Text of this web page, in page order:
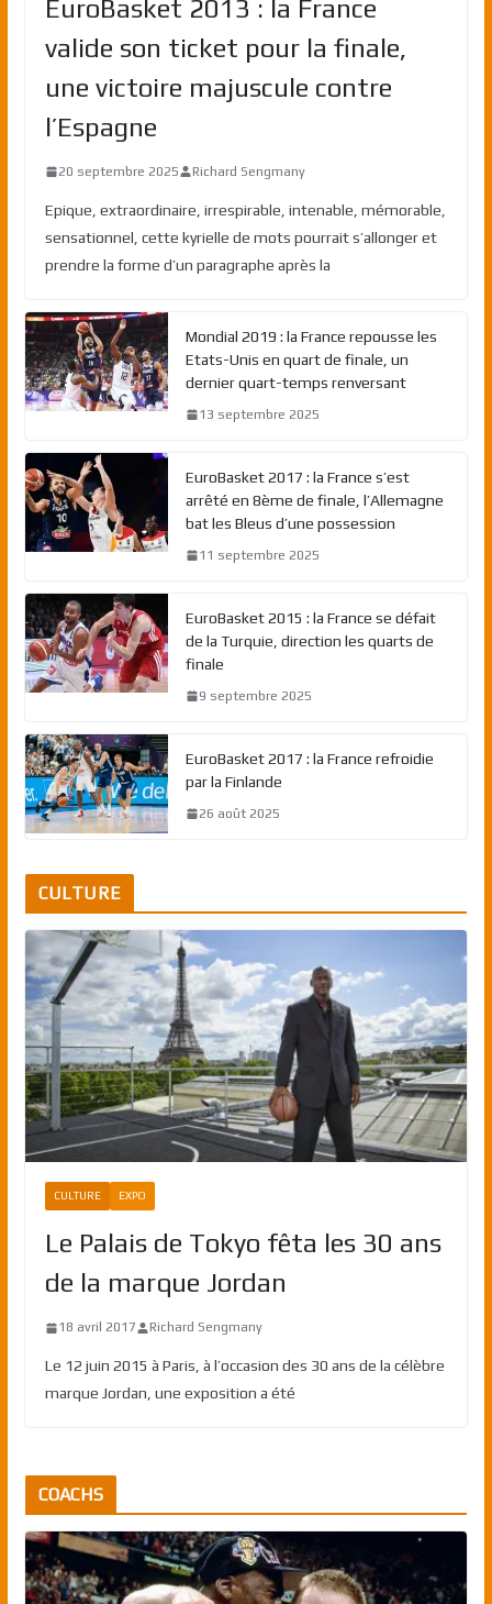
EuroBasket 2013 : la France
valide son ticket pour la finale,
une victoire majuscule contre
l’Espagne
20 septembre 2025 Richard Sengmany
Epique, extraordinaire, irrespirable, intenable, mémorable,
sensationnel, cette kyrielle de mots pourrait s’allonger et
prendre la forme d’un paragraphe après la
Mondial 2019 : la France repousse les
Etats-Unis en quart de finale, un
dernier quart-temps renversant
13 septembre 2025
EuroBasket 2017 : la France s’est
arrêté en 8ème de finale, l’Allemagne
bat les Bleus d’une possession
11 septembre 2025
EuroBasket 2015 : la France se défait
de la Turquie, direction les quarts de
finale
9 septembre 2025
EuroBasket 2017 : la France refroidie
par la Finlande
26 août 2025
CULTURE
CULTURE EXPO
Le Palais de Tokyo fêta les 30 ans
de la marque Jordan
18 avril 2017 Richard Sengmany
Le 12 juin 2015 à Paris, à l’occasion des 30 ans de la célèbre
marque Jordan, une exposition a été
COACHS